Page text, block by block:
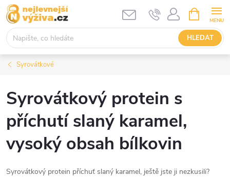
Přejít
na
obsah
HLEDAT
NÁKUPNÍ
KOŠÍK
Syrovátkové
Syrovátkový protein s
příchutí slaný karamel,
vysoký obsah bílkovin
Syrovátkový protein příchuť slaný karamel, ještě jste ji nezkusili?